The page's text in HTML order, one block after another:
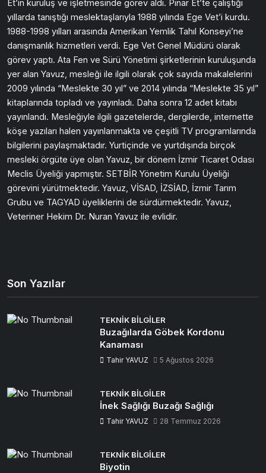
Et’in kuruluş ve işletmesinde görev aldı. Pınar Et’te çalıştığı
yıllarda tanıştığı meslektaşlarıyla 1988 yılında Ege Vet’i kurdu.
1988-1998 yılları arasında Amerikan Yemlik Tahıl Konseyi’ne
danışmanlık hizmetleri verdi. Ege Vet Genel Müdürü olarak
görev yaptı. Ata Fen ve Sürü Yönetimi şirketlerinin kuruluşunda
yer alan Yavuz, mesleği ile ilgili olarak çok sayıda makalelerini
2009 yılında “Meslekte 30 yıl” ve 2014 yılında “Meslekte 35 yıl”
kitaplarında topladı ve yayınladı. Daha sonra 12 adet kitabı
yayınlandı. Mesleğiyle ilgili gazetelerde, dergilerde, internette
köşe yazıları halen yayınlanmakta ve çeşitli TV programlarında
bilgilerini paylaşmaktadır. Yurtiçinde ve yurtdışında birçok
mesleki örgüte üye olan Yavuz, bir dönem İzmir Ticaret Odası
Meclis Üyeliği yapmıştır. SETBİR Yönetim Kurulu Üyeliği
görevini yürütmektedir. Yavuz, VİSAD, İZSİAD, İzmir Tarım
Grubu ve TAGYAD üyeliklerini de sürdürmektedir. Yavuz,
Veteriner Hekim Dr. Nuran Yavuz ile evlidir.
Son Yazılar
TEKNIK BILGILER
Buzağılarda Göbek Kordonu
Kanaması
Tahir YAVUZ 5 Ağustos 2026
TEKNIK BILGILER
İnek Sağlığı Buzağı Sağlığı
Tahir YAVUZ 28 Temmuz 2026
TEKNIK BILGILER
Biyotin